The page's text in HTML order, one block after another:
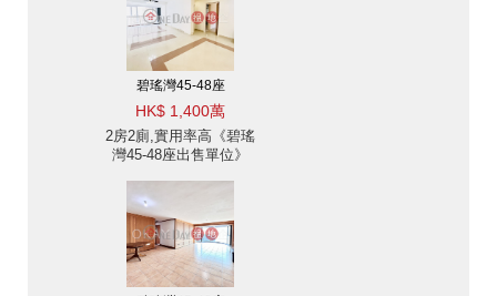
碧瑤灣45-48座
HK$ 1,400萬
2房2廁,實用率高《碧瑤
灣45-48座出售單位》